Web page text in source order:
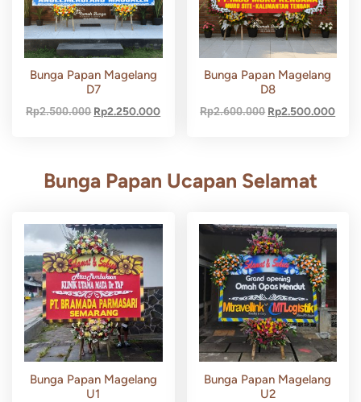
Bunga Papan Magelang
D7
Rp2.500.000 Rp2.250.000
Bunga Papan Magelang
D8
Rp2.600.000 Rp2.500.000
Bunga Papan Ucapan Selamat
Bunga Papan Magelang
U1
Bunga Papan Magelang
U2